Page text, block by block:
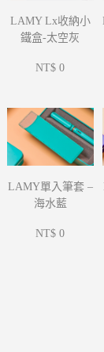
LAMY Lx收納小
鐵盒-太空灰
NT$ 0
LAMY單入筆套 –
海水藍
NT$ 0